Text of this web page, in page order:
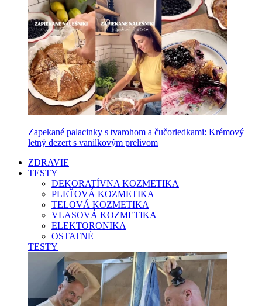
Zapekané palacinky s tvarohom a čučoriedkami: Krémový
letný dezert s vanilkovým prelivom
ZDRAVIE
TESTY
DEKORATÍVNA KOZMETIKA
PLEŤOVÁ KOZMETIKA
TELOVÁ KOZMETIKA
VLASOVÁ KOZMETIKA
ELEKTORONIKA
OSTATNÉ
TESTY